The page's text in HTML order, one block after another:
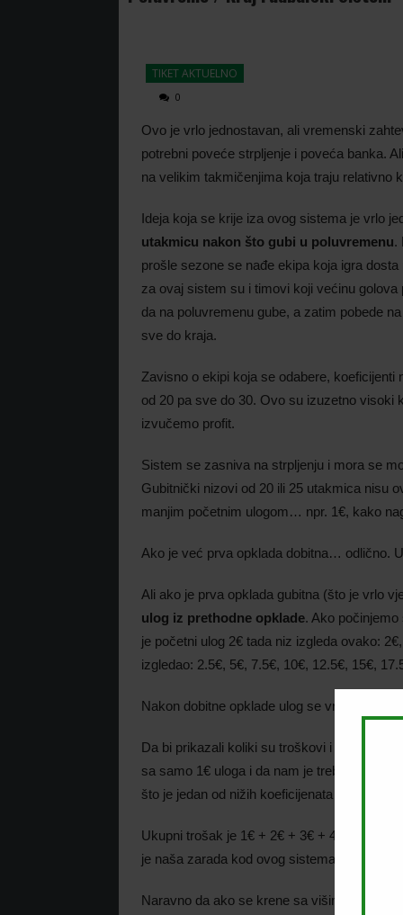
TIKET AKTUELNO
0
Ovo je vrlo jednostavan, ali vremenski
potrebni poveće strpljenje i poveća banka.
na velikim takmičenjima koja traju relativno
Ideja koja se krije iza ovog sistema je vrlo
utakmicu nakon što gubi u poluvremenu.
prošle sezone se nađe ekipa koja igra
za ovaj sistem su i timovi koji većinu
da na poluvremenu gube, a zatim pobede
sve do kraja.
Zavisno o ekipi koja se odabere,
od 20 pa sve do 30. Ovo su izuzetno visoki
izvučemo profit.
Sistem se zasniva na strpljenju i mora se
Gubitnički nizovi od 20 ili 25 utakmica nisu
manjim početnim ulogom… npr. 1€, kako
Ako je već prva opklada dobitna… odlično.
Ali ako je prva opklada gubitna (što je vrlo
ulog iz prethodne opklade. Ako
je početni ulog 2€ tada niz izgleda ovako:
izgledao: 2.5€, 5€, 7.5€, 10€, 12.5€, 15€,
Nakon dobitne opklade ulog se vraća na
Da bi prikazali koliki su troškovi i dobit kod
sa samo 1€ uloga i da nam je trebalo punih
što je jedan od nižih koeficijenata na ovakve
Ukupni trošak je 1€ + 2€ + 3€ + 4€ + … 25€
je naša zarada kod ovog sistema 500€ –
Naravno da ako se krene sa višim